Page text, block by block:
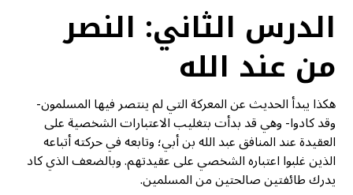
الدرس الثاني: النصر
من عند الله
هكذا يبدأ الحديث عن المعركة التي لم ينتصر فيها المسلمون-
وقد كادوا- وهي قد بدأت بتغليب الاعتبارات الشخصية على
العقيدة عند المنافق عبد الله بن أبي؛ وتابعه في حركته أتباعه
الذين غلبوا اعتباره الشخصي على عقيدتهم. وبالضعف الذي كاد
يدرك طائفتين صالحتين من المسلمين.